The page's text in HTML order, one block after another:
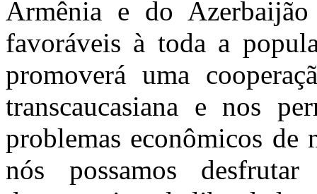
Armênia e do
favoráveis à toda a
promoverá uma
transcaucasiana e nos
problemas econômicos de
nós possamos